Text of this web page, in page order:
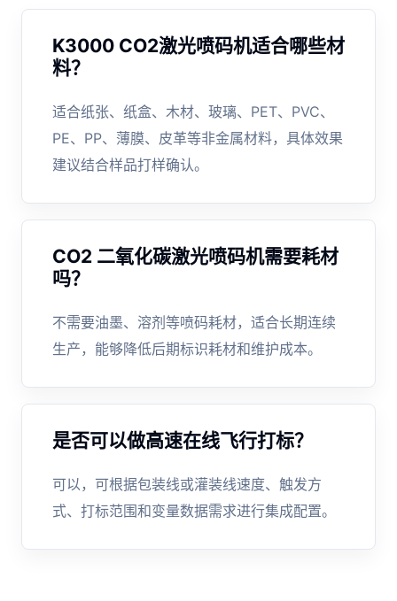
K3000 CO2激光喷码机适合哪些材
料？
适合纸张、纸盒、木材、玻璃、PET、PVC、
PE、PP、薄膜、皮革等非金属材料，具体效果
建议结合样品打样确认。
CO2 二氧化碳激光喷码机需要耗材
吗？
不需要油墨、溶剂等喷码耗材，适合长期连续
生产，能够降低后期标识耗材和维护成本。
是否可以做高速在线飞行打标？
可以，可根据包装线或灌装线速度、触发方
式、打标范围和变量数据需求进行集成配置。